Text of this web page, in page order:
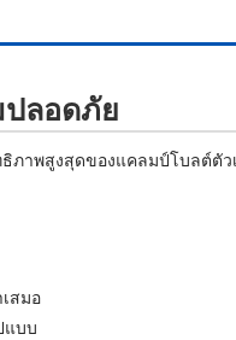
ลอดภัย
ภาพสูงสุดของแคลมป์โบลต์ตั
สมอ
แบบ